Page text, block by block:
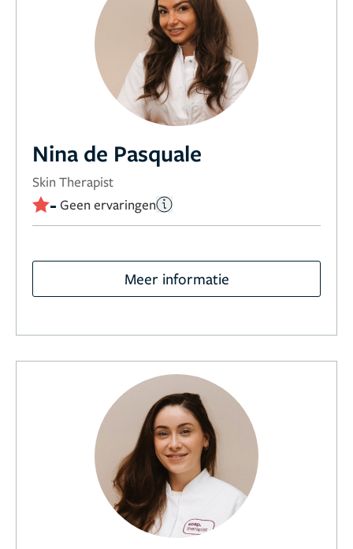
Nina de Pasquale
Skin Therapist
- Geen ervaringen
Meer informatie